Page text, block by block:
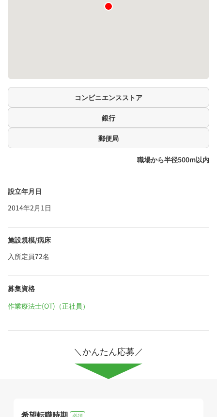
コンビニエンスストア
銀行
郵便局
職場から半径500m以内
設立年月日
2014年2月1日
施設規模/病床
入所定員72名
募集資格
作業療法士(OT)（正社員）
＼かんたん応募／
希望転職時期